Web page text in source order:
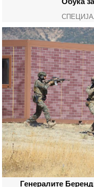
Генералите